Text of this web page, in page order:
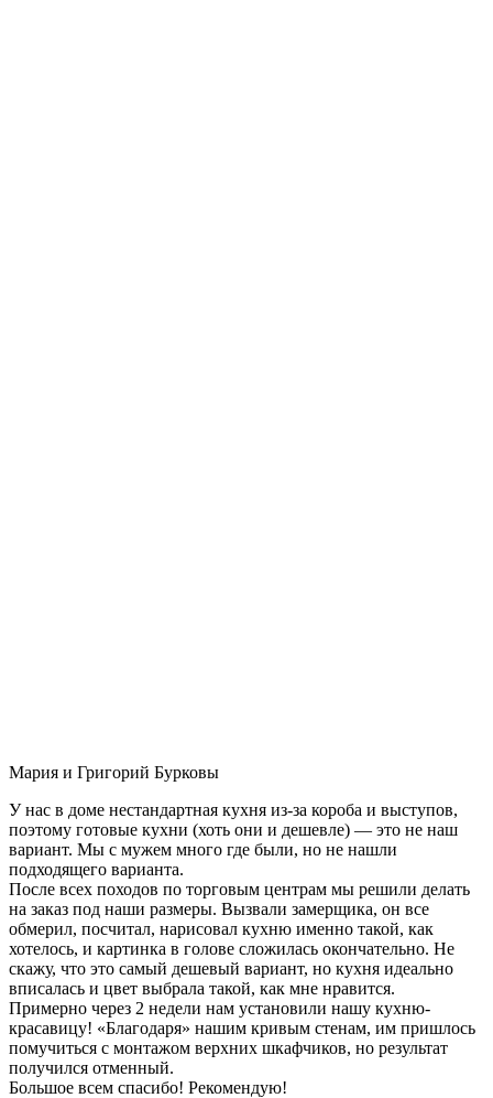
Мария и Григорий Бурковы
У нас в доме нестандартная кухня из-за короба и выступов,
поэтому готовые кухни (хоть они и дешевле) — это не наш
вариант. Мы с мужем много где были, но не нашли
подходящего варианта.
После всех походов по торговым центрам мы решили делать
на заказ под наши размеры. Вызвали замерщика, он все
обмерил, посчитал, нарисовал кухню именно такой, как
хотелось, и картинка в голове сложилась окончательно. Не
скажу, что это самый дешевый вариант, но кухня идеально
вписалась и цвет выбрала такой, как мне нравится.
Примерно через 2 недели нам установили нашу кухню-
красавицу! «Благодаря» нашим кривым стенам, им пришлось
помучиться с монтажом верхних шкафчиков, но результат
получился отменный.
Большое всем спасибо! Рекомендую!